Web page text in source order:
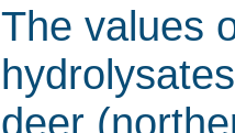
The values
deer